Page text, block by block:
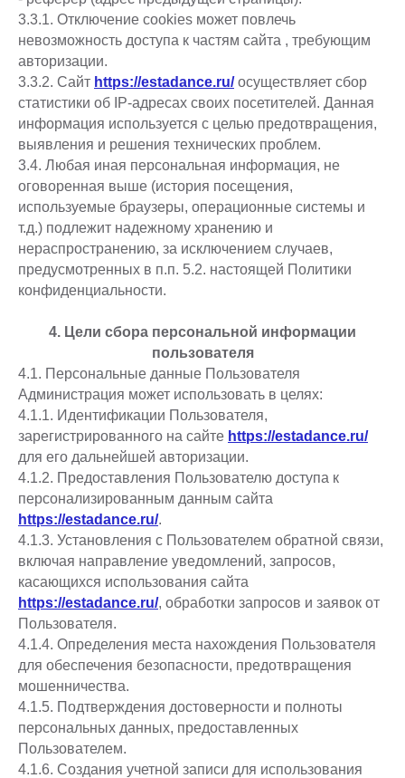
3.3.1. Отключение cookies может повлечь
невозможность доступа к частям сайта , требующим
авторизации.
3.3.2. Сайт https://estadance.ru/ осуществляет сбор
статистики об IP-адресах своих посетителей. Данная
информация используется с целью предотвращения,
выявления и решения технических проблем.
3.4. Любая иная персональная информация, не
оговоренная выше (история посещения,
используемые браузеры, операционные системы и
т.д.) подлежит надежному хранению и
нераспространению, за исключением случаев,
предусмотренных в п.п. 5.2. настоящей Политики
конфиденциальности.
4. Цели сбора персональной информации
пользователя
4.1. Персональные данные Пользователя
Администрация может использовать в целях:
4.1.1. Идентификации Пользователя,
зарегистрированного на сайте https://estadance.ru/
для его дальнейшей авторизации.
4.1.2. Предоставления Пользователю доступа к
персонализированным данным сайта
https://estadance.ru/.
4.1.3. Установления с Пользователем обратной связи,
включая направление уведомлений, запросов,
касающихся использования сайта
https://estadance.ru/, обработки запросов и заявок от
Пользователя.
4.1.4. Определения места нахождения Пользователя
для обеспечения безопасности, предотвращения
мошенничества.
4.1.5. Подтверждения достоверности и полноты
персональных данных, предоставленных
Пользователем.
4.1.6. Создания учетной записи для использования